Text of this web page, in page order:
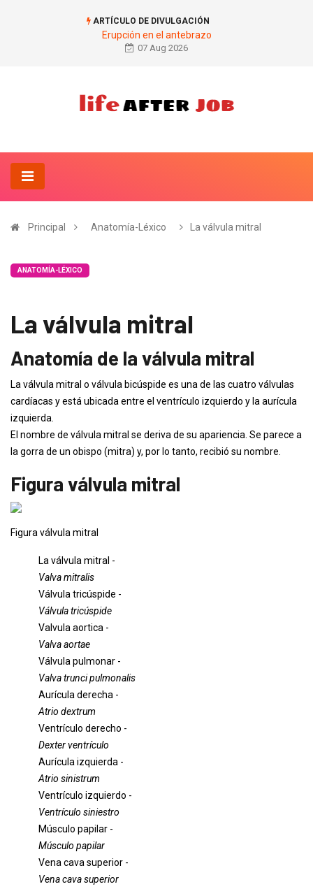
ARTÍCULO DE DIVULGACIÓN
Erupción en el antebrazo
07 Aug 2026
Principal Anatomía-Léxico La válvula mitral
ANATOMÍA-LÉXICO
La válvula mitral
Anatomía de la válvula mitral
La válvula mitral o válvula bicúspide es una de las cuatro válvulas
cardíacas y está ubicada entre el ventrículo izquierdo y la aurícula
izquierda.
El nombre de válvula mitral se deriva de su apariencia. Se parece a
la gorra de un obispo (mitra) y, por lo tanto, recibió su nombre.
Figura válvula mitral
Figura válvula mitral
La válvula mitral -
Valva mitralis
Válvula tricúspide -
Válvula tricúspide
Valvula aortica -
Valva aortae
Válvula pulmonar -
Valva trunci pulmonalis
Aurícula derecha -
Atrio dextrum
Ventrículo derecho -
Dexter ventrículo
Aurícula izquierda -
Atrio sinistrum
Ventrículo izquierdo -
Ventrículo siniestro
Músculo papilar -
Músculo papilar
Vena cava superior -
Vena cava superior